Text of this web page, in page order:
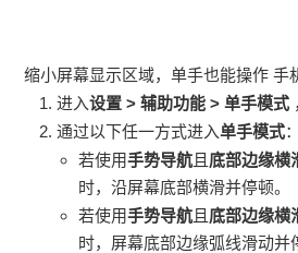
缩小屏幕显示区域，单手也能操作手
进入设置 >辅助功能 >单手模式
通过以下任一方式进入单手模式：
若使用手势导航 且 底部边缘横
时，沿屏幕底部横滑并停顿。
若使用手势导航 且 底部边缘横
时，屏幕底部边缘弧线滑动并